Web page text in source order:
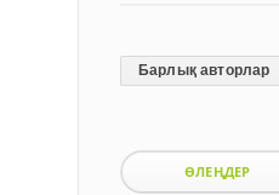
Барлық авторлар
ӨЛЕҢДЕР